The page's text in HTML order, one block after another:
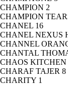
CHAMPION 2
CHAMPION
CHANEL 16
CHANEL NEXUS
CHANNEL
CHANTAL
CHAOS KITCHEN
CHARAF TAJER 8
CHARITY 1